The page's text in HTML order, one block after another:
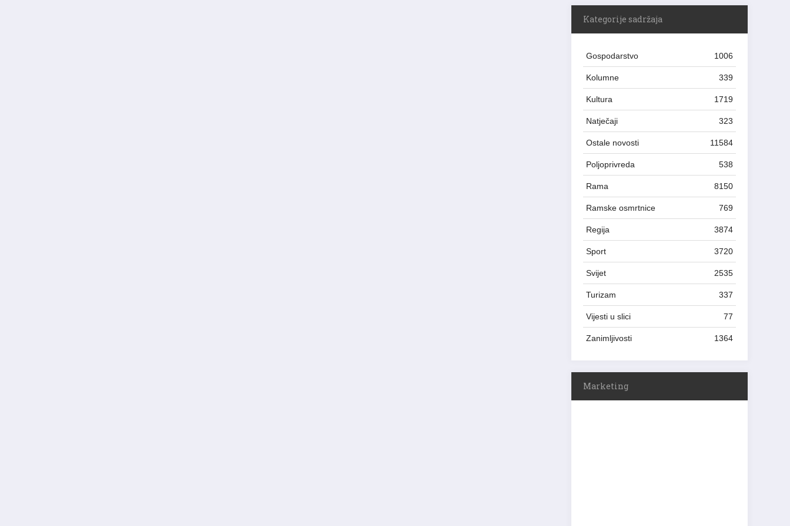
Kategorije sadržaja
Gospodarstvo 1006
Kolumne 339
Kultura 1719
Natječaji 323
Ostale novosti 11584
Poljoprivreda 538
Rama 8150
Ramske osmrtnice 769
Regija 3874
Sport 3720
Svijet 2535
Turizam 337
Vijesti u slici 77
Zanimljivosti 1364
Marketing